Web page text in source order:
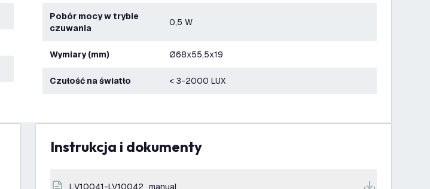
Pobór mocy w trybie
czuwania
0,5 W
Wymiary (mm) Ø68x55,5x19
Czułość na światło < 3-2000 LUX
Instrukcja i dokumenty
LV10041-LV10042_manual